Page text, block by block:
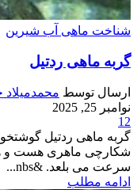
شناخت ماهی آب شیرین
گربه ماهی ردتیل
ارسال توسط
نوامبر 25, 2025
12
گربه ماهی ردتیل
شکارچی ماهری هست و
سرعت می بلعد. &nbs...
ادامه مطلب